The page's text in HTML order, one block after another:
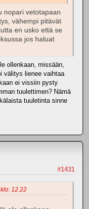
nopari vetotapaan
vähempi pitävät
en usko että se
jos haluat
ollenkaan, missään,
välitys lienee vaihtaa
ei vissiin pysty
tuulettimen? Nämä
tuuletinta sinne
#1431
12.22